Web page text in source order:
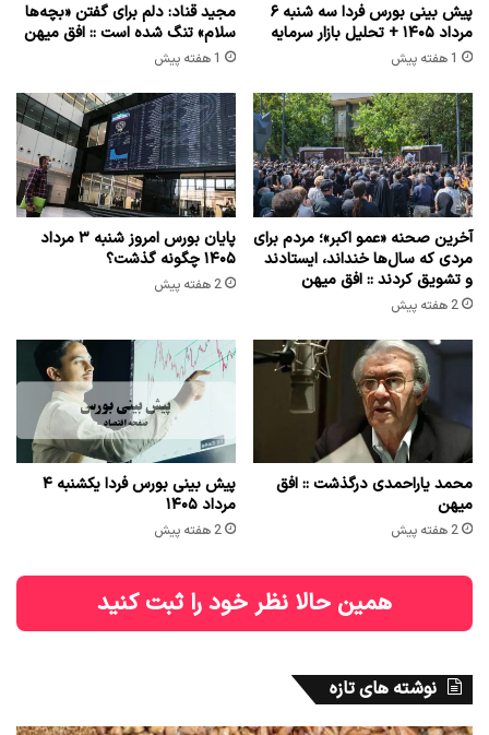
پیش بینی بورس فردا سه شنبه ۶
مرداد ۱۴۰۵ + تحلیل بازار سرمایه
1 هفته پیش
مجید قناد: دلم برای گفتن «بچه‌ها
سلام» تنگ شده است :: افق میهن
1 هفته پیش
آخرین صحنه «عمو اکبر»؛ مردم برای
مردی که سال‌ها خنداند، ایستادند
و تشویق کردند :: افق میهن
2 هفته پیش
پایان بورس امروز شنبه ۳ مرداد
۱۴۰۵ چگونه گذشت؟
2 هفته پیش
محمد یاراحمدی درگذشت :: افق
میهن
2 هفته پیش
پیش بینی بورس فردا یکشنبه ۴
مرداد ۱۴۰۵
2 هفته پیش
همین حالا نظر خود را ثبت کنید
نوشته های تازه